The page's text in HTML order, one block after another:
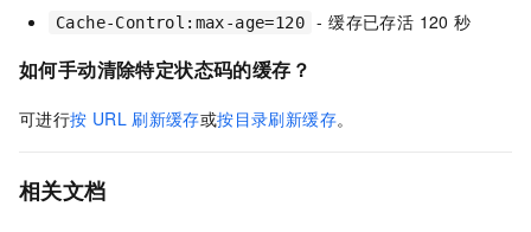
Cache‑Control:max‑age=120 - 缓存已存活 120 秒
如何手动清除特定状态码的缓存？
可进行按 URL 刷新缓存或按目录刷新缓存。
相关文档